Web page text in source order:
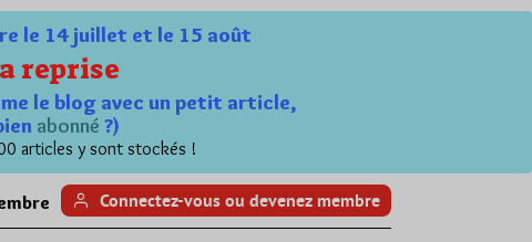
le 14 juillet et le 15 août
reprise
le blog avec un petit article,
abonné ?)
articles y sont stockés !
Connectez-vous ou devenez membre